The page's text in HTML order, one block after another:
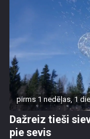
pirms 1 nedēļas, 1
Dažreiz tieši
pie sevis